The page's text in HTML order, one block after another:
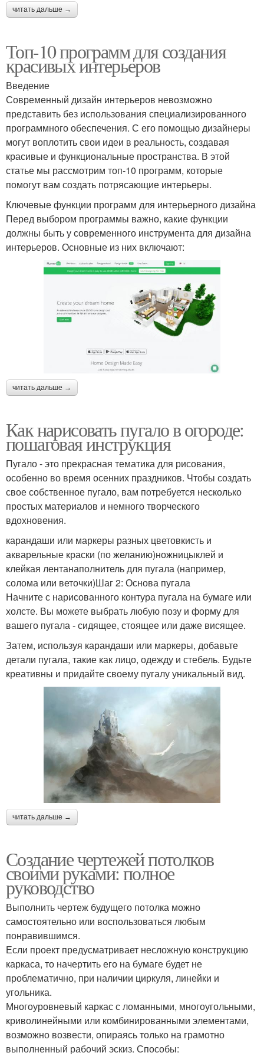
читать дальше →
Топ-10 программ для создания
красивых интерьеров
Введение
Современный дизайн интерьеров невозможно
представить без использования специализированного
программного обеспечения. С его помощью дизайнеры
могут воплотить свои идеи в реальность, создавая
красивые и функциональные пространства. В этой
статье мы рассмотрим топ-10 программ, которые
помогут вам создать потрясающие интерьеры.
Ключевые функции программ для интерьерного дизайна
Перед выбором программы важно, какие функции
должны быть у современного инструмента для дизайна
интерьеров. Основные из них включают:
читать дальше →
Как нарисовать пугало в огороде:
пошаговая инструкция
Пугало - это прекрасная тематика для рисования,
особенно во время осенних праздников. Чтобы создать
свое собственное пугало, вам потребуется несколько
простых материалов и немного творческого
вдохновения.
карандаши или маркеры разных цветовкисть и
акварельные краски (по желанию)ножницыклей и
клейкая лентанаполнитель для пугала (например,
солома или веточки)Шаг 2: Основа пугала
Начните с нарисованного контура пугала на бумаге или
холсте. Вы можете выбрать любую позу и форму для
вашего пугала - сидящее, стоящее или даже висящее.
Затем, используя карандаши или маркеры, добавьте
детали пугала, такие как лицо, одежду и стебель. Будьте
креативны и придайте своему пугалу уникальный вид.
читать дальше →
Создание чертежей потолков
своими руками: полное
руководство
Выполнить чертеж будущего потолка можно
самостоятельно или воспользоваться любым
понравившимся.
Если проект предусматривает несложную конструкцию
каркаса, то начертить его на бумаге будет не
проблематично, при наличии циркуля, линейки и
угольника.
Многоуровневый каркас с ломанными, многоугольными,
криволинейными или комбинированными элементами,
возможно возвести, опираясь только на грамотно
выполненный рабочий эскиз. Способы: